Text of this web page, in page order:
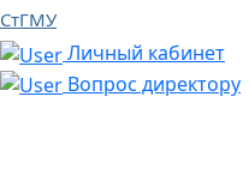
СтГМУ
Личный кабинет
Вопрос директору